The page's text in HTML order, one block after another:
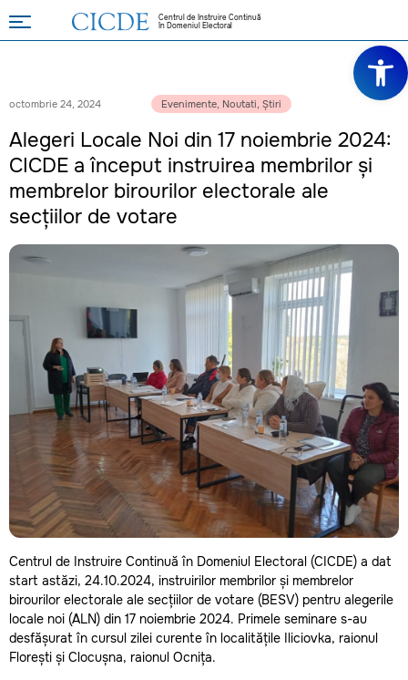
Centrul de Instruire Continuă
în Domeniul Electoral
octombrie 24, 2024 Evenimente, Noutati, Știri
Alegeri Locale Noi din 17 noiembrie 2024:
CICDE a început instruirea membrilor și
membrelor birourilor electorale ale
secțiilor de votare
Centrul de Instruire Continuă în Domeniul Electoral (CICDE) a dat
start astăzi, 24.10.2024, instruirilor membrilor și membrelor
birourilor electorale ale secțiilor de votare (BESV) pentru alegerile
locale noi (ALN) din 17 noiembrie 2024. Primele seminare s-au
desfășurat în cursul zilei curente în localitățile Iliciovka, raionul
Florești și Clocușna, raionul Ocnița.
Deschide